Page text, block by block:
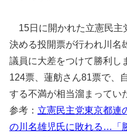
15日に開かれた立憲民主
決める投開票が行われ川名
議員に大差をつけて勝利し
124票、蓮舫さん81票で、
する不満が相当溜まってい
参考： 立憲民主党東京都連
の川名雄児氏に敗れる…「